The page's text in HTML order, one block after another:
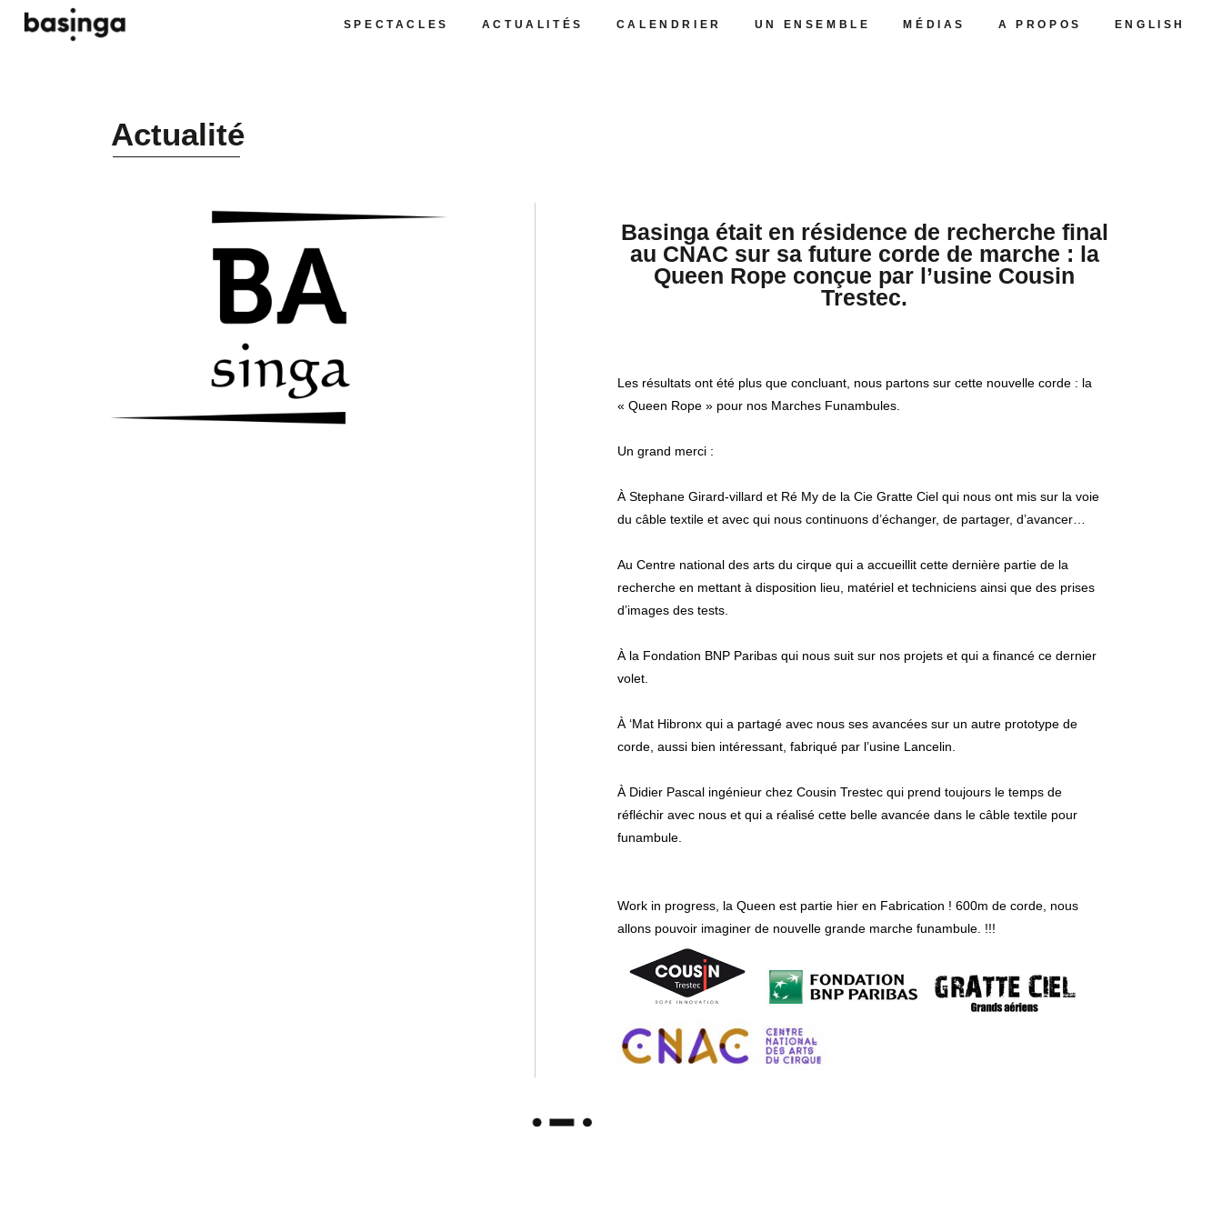
SPECTACLES ACTUALITÉS CALENDRIER UN ENSEMBLE MÉDIAS A PROPOS ENGLISH
Actualité
Basinga était en résidence de recherche final
au CNAC sur sa future corde de marche : la
Queen Rope conçue par l’usine Cousin
Trestec.
Les résultats ont été plus que concluant, nous partons sur cette nouvelle corde : la
« Queen Rope » pour nos Marches Funambules.
Un grand merci :
ÀStephane Girard-villard et Ré My de la Cie Gratte Ciel qui nous ont mis sur la voie
du câble textile et avec qui nous continuons d’échanger, de partager, d’avancer…
Au Centre national des arts du cirque qui a accueillit cette dernière partie de la
recherche en mettant à disposition lieu, matériel et techniciens ainsi que des prises
d’images des tests.
À la Fondation BNP Paribas qui nous suit sur nos projets et qui a financé ce dernier
volet.
À‘Mat Hibronx qui a partagé avec nous ses avancées sur un autre prototype de
corde, aussi bien intéressant, fabriqué par l’usine Lancelin.
À Didier Pascal ingénieur chez Cousin Trestec qui prend toujours le temps de
réfléchir avec nous et qui a réalisé cette belle avancée dans le câble textile pour
funambule.
Work in progress, la Queen est partie hier en Fabrication ! 600m de corde, nous
allons pouvoir imaginer de nouvelle grande marche funambule. !!!